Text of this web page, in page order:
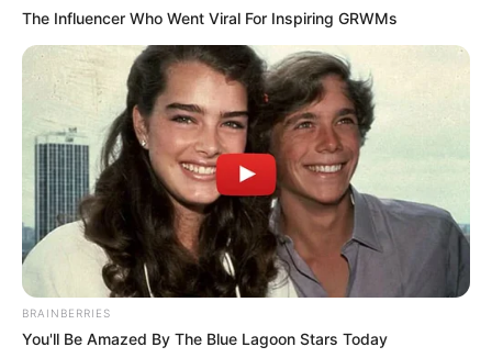
The Influencer Who Went Viral For Inspiring GRWMs
BRAINBERRIES
You'll Be Amazed By The Blue Lagoon Stars Today